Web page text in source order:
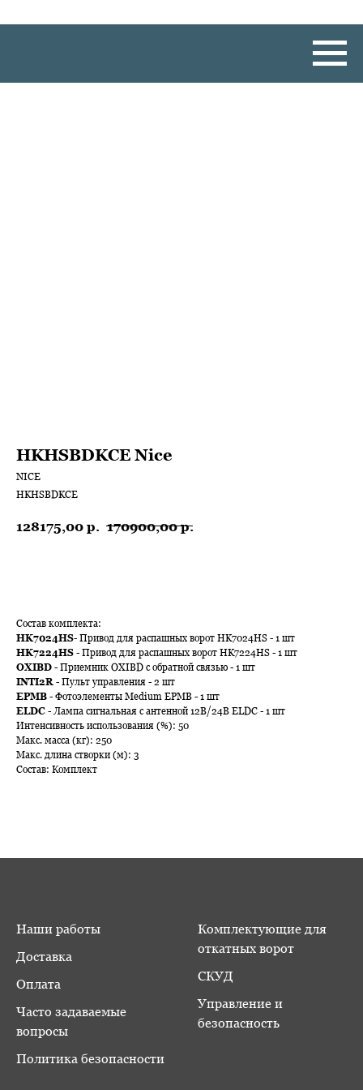
HKHSBDKCE Nice
NICE
HKHSBDKCE
128175,00 р. 170900,00 р.
Состав комплекта:
HK7024HS- Привод для распашных ворот HK7024HS - 1 шт
HK7224HS - Привод для распашных ворот HK7224HS - 1 шт
OXIBD - Приемник OXIBD с обратной связью - 1 шт
INTI2R - Пульт управления - 2 шт
EPMB - Фотоэлементы Medium EPMB - 1 шт
ELDC - Лампа сигнальная с антенной 12В/24В ELDC - 1 шт
Интенсивность использования (%): 50
Макс. масса (кг): 250
Макс. длина створки (м): 3
Состав: Комплект
Наши работы
Доставка
Оплата
Часто задаваемые
вопросы
Политика безопасности
Комплектующие для
откатных ворот
СКУД
Управление и
безопасность